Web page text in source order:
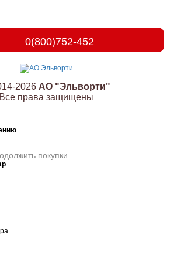
0(800)752-452
2026 АО "Эльворти"
Все права защищены
покупки